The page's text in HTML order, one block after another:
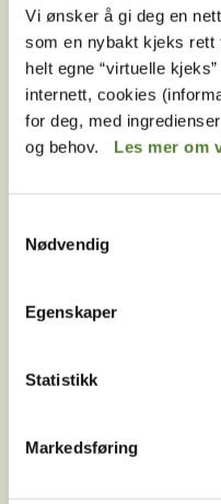
Vi ønsker å gi deg en
som en nybakt kjeks rett
helt egne “virtuelle
internett, cookies
for deg, med
og behov. Les mer om
Nødvendig
Egenskaper
Statistikk
Markedsføring